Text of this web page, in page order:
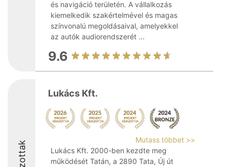
és navigáció területén. A vállalkozás
kiemelkedik szakértelmével és magas
színvonalú megoldásaival, amelyekkel
az autók audiorendszerét ...
9.6
Lukács Kft.
Mutass többet >>
Lukács Kft. 2000-ben kezdte meg
működését Tatán, a 2890 Tata, Új út